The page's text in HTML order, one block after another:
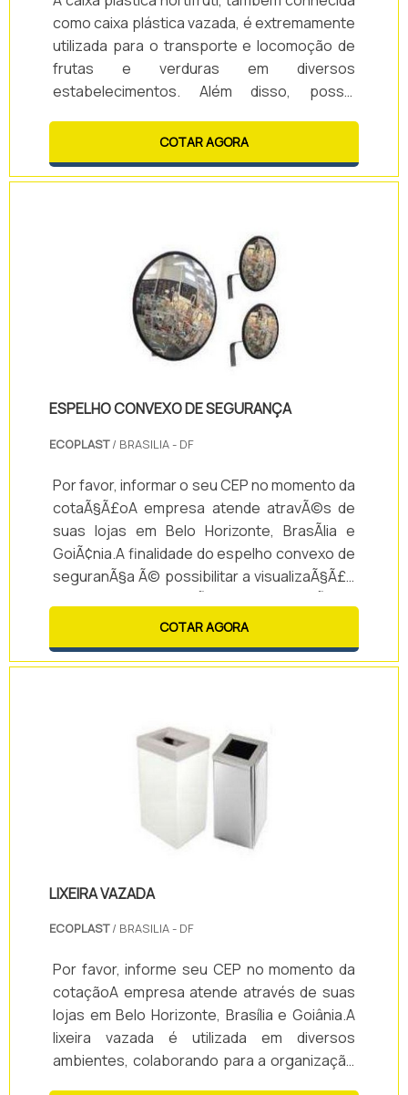
como caixa plástica vazada, é extremamente
utilizada para o transporte e locomoção de
frutas e verduras em diversos
estabelecimentos. Além disso, possui
fazendo da linha dessas caixas um sucesso
como ligação entre a roça, grandes
mercados e consumidor final. Benefícios da
diversos tipos de alimentos, como por
exemplo: Laranja; Limão; .
COTAR AGORA
ESPELHO CONVEXO DE SEGURANÇA
ECOPLAST/ BRASILIA - DF
Por favor, informar o seu CEP no momento da
cotaÃ§Ã£oA empresa atende atravÃ©s de
suas lojas em Belo Horizonte, BrasÃ­lia e
GoiÃ¢nia.A finalidade do espelho convexo de
seguranÃ§a Ã© possibilitar a visualizaÃ§Ã£o
dos acessos dos veÃ­culos pelos usuÃ¡rios
em garagens, bem como facilitar a vigilÃ¢ncia
dos profissionais do setor nas portarias e
recepÃ§Ãµes.A sua utilizaÃ§Ã£o reduz o
seguranÃ§a dos estabelecimentos contra
COTAR AGORA
LIXEIRA VAZADA
ECOPLAST/ BRASILIA - DF
Por favor, informe seu CEP no momento da
cotaçãoA empresa atende através de suas
lojas em Belo Horizonte, Brasília e Goiânia.A
lixeira vazada é utilizada em diversos
ambientes, colaborando para a organização